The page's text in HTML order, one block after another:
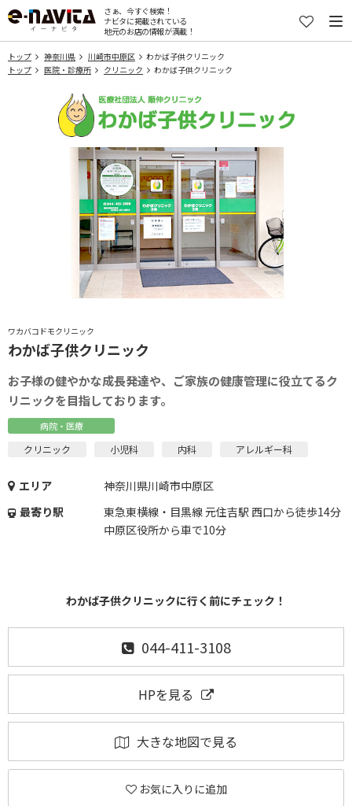
さぁ、今すぐ検索！
ナビタに掲載されている
地元のお店の情報が満載！
トップ 神奈川県 川崎市中原区
わかば子供クリニック
トップ
医院・診療所 クリニック わかば子供クリニック
ワカバコドモクリニック
わかば子供クリニック
お子様の健やかな成長発達や、ご家族の健康管理に役立てるク
リニックを目指しております。
病院・医療
クリニック 小児科 内科 アレルギー科
エリア
神奈川県川崎市中原区
最寄り駅
東急東横線・目黒線 元住吉駅 西口から徒歩14分
中原区役所から車で10分
わかば子供クリニックに行く前にチェック！
044-411-3108
HPを見る
大きな地図で見る
お気に入りに追加